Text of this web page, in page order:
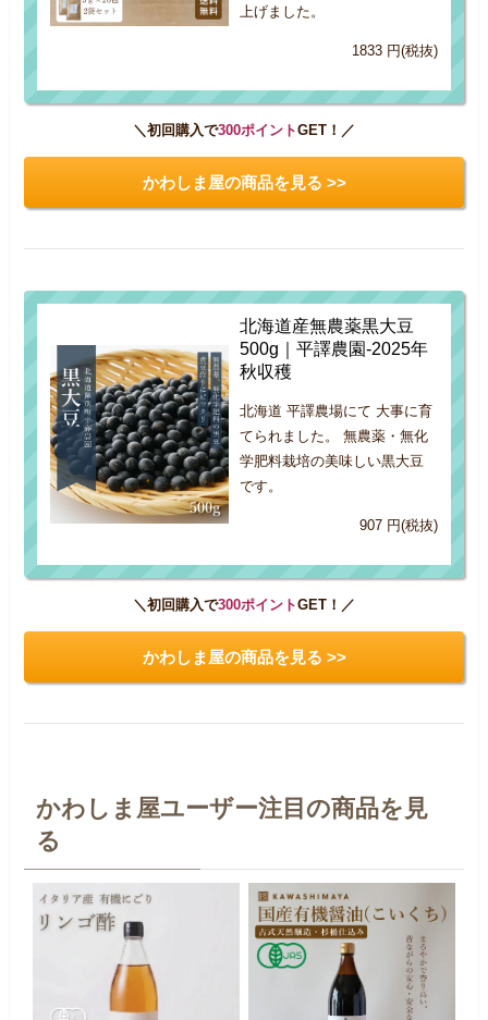
上げました。
1833 円(税抜)
＼初回購入で300ポイントGET！／
かわしま屋の商品を見る >>
北海道産無農薬黒大豆
500g｜平譯農園-2025年
秋収穫
北海道 平譯農場にて 大事に育
てられました。 無農薬・無化
学肥料栽培の美味しい黒大豆
です。
907 円(税抜)
＼初回購入で300ポイントGET！／
かわしま屋の商品を見る >>
かわしま屋ユーザー注目の商品を見
る